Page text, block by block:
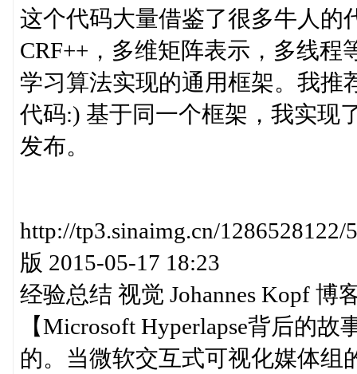
这个代码大量借鉴了很多牛人的
CRF++，多维矩阵表示，多线
学习算法实现的通用框架。我推
代码:) 基于同一个框架，我实现
发布。
http://tp3.sinaimg.cn/
版 2015-05-17 18:23
经验总结 视觉 Johannes Kopf 博
【Microsoft Hyperlapse背后的
的。当微软交互式可视化媒体组